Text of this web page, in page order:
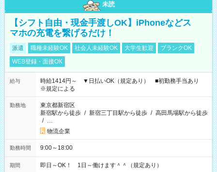
未読
【シフト自由・現金手渡しOK】iPhoneなどス
マホの充電を繋げるだけ！
派遣 職種未経験OK 社会人未経験OK 大学生歓迎
ブランクOK
WEB登録・面接OK
給与
時給1414円～ ▼日払いOK（規定あり） ■初勤務手当あり
※規定による
勤務地
東京都新宿区
新宿駅から徒歩 / 新宿三丁目駅から徒歩 / 高田馬場駅から徒歩
/ …
物流企業
勤務時間 9:00～18:00
期間 即日～OK！ 1日～働けます＾＾（規定あり）